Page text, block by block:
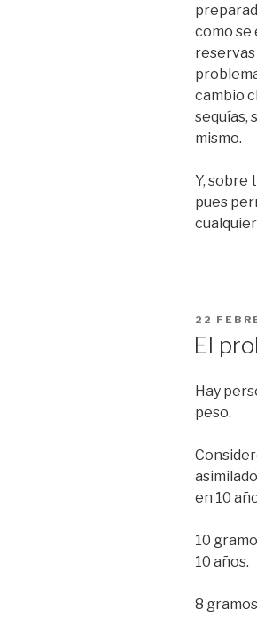
como se
cambio
sequías,
mismo.
Y, sobre
pues
22
El
Hay
peso.
en 10
10
10 años.
8